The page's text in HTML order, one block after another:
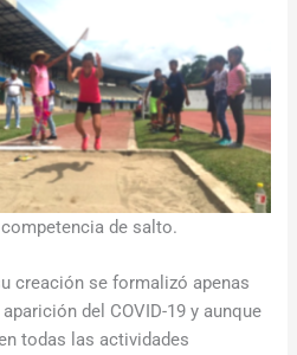
de salto.
creación se formalizó apenas
del COVID-19 y aunque
todas las actividades